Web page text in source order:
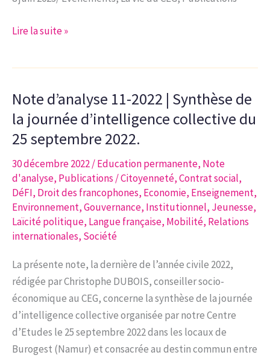
même
combat
Colloque
2023
|
« Transport
et
logistique
en
Wallonie:
enjeux
et
pour
un
avenir
vertueux »
Lire la suite »
Note d’analyse 11-2022 | Synthèse de
la journée d’intelligence collective du
25 septembre 2022.
30 décembre 2022/Education permanente, Note
d'analyse, Publications /Citoyenneté,Contrat social,
DéFI, Droit des francophones, Economie, Enseignement,
Environnement,Gouvernance, Institutionnel, Jeunesse,
Laïcité politique, Langue française, Mobilité, Relations
internationales, Société
La présente note, la dernière de l’année civile 2022,
rédigée par Christophe DUBOIS, conseiller socio-
économique au CEG, concerne la synthèse de la journée
d’intelligence collective organisée par notre Centre
d’Etudes le 25 septembre 2022 dans les locaux de
Burogest (Namur) et consacrée au destin commun entre